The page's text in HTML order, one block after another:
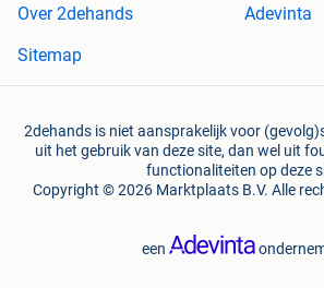
Over 2dehands
Adevinta
Sitemap
2dehands is niet aansprakelijk voor
uit het gebruik van deze site, dan wel uit
functionaliteiten op deze
Copyright © 2026 Marktplaats B.V. Alle
een